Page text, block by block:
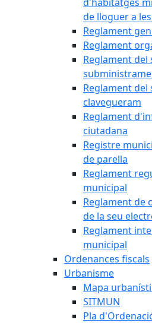
de lloguer a
Reglament
Reglament
Reglament del
Reglament del
clavegueram
Reglament
ciutadana
Registre
de parella
Reglament
municipal
Reglament de
de la seu
Reglament
municipal
Ordenances fiscals
Urbanisme
Mapa
SITMUN
Pla